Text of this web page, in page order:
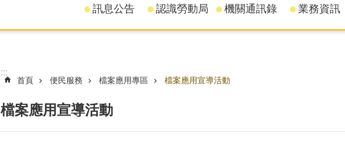
訊息公告 認識勞動局 機關通訊錄 業務資訊
:::
首頁 便民服務 檔案應用專區 檔案應用宣導活動
檔案應用宣導活動